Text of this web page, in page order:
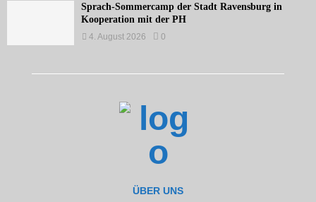
Sprach-Sommercamp der Stadt Ravensburg in
Kooperation mit der PH
4. August 2026 0
ÜBER UNS